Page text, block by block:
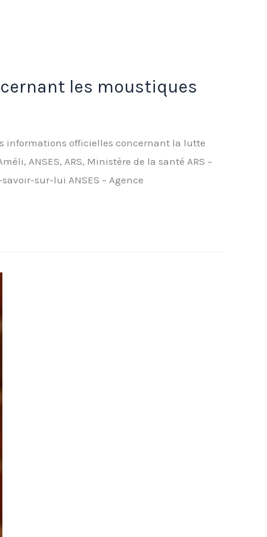
les moustiques
informations officielles concernant la lutte
ANSES, ARS, Ministère de la santé ARS –
sur-lui ANSES – Agence